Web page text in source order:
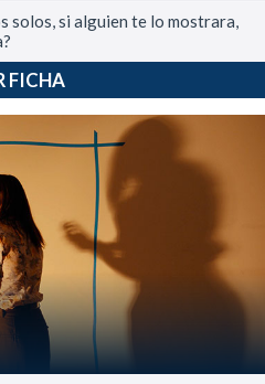
solos, si alguien te lo mostrara,
FICHA